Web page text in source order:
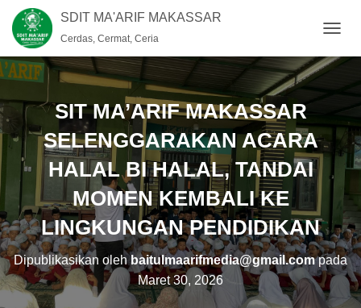
SDIT MA'ARIF MAKASSAR
Cerdas, Cermat, Ceria
O
I
S
I
SIT MA’ARIF MAKASSAR
SELENGGARAKAN ACARA
HALAL BI HALAL, TANDAI
MOMEN KEMBALI KE
LINGKUNGAN PENDIDIKAN
Dipublikasikan olehbaitulmaarifmedia@gmail.compada
Maret 30, 2026